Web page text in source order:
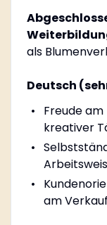
als
Deutsch
Freude
kreativer
am Verkauf